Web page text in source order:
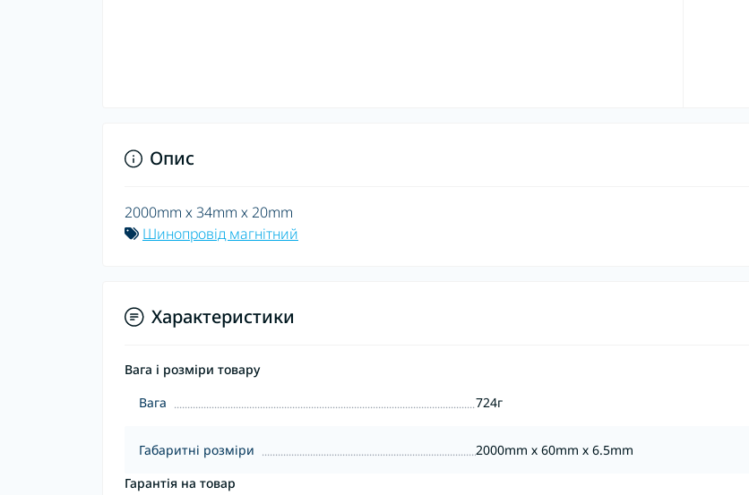
Опис
2000mm х 34mm х 20mm
Шинопровід магнітний
Характеристики
Вага і розміри товару
Вага
724г
Габаритні розміри
2000mm х 60mm х 6.5mm
Гарантія на товар